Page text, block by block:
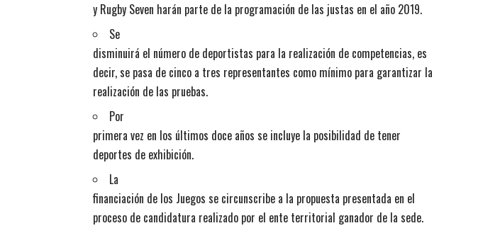
y Rugby Seven harán parte de la programación de las justas en el año 2019.
Se
disminuirá el número de deportistas para la realización de competencias, es
decir, se pasa de cinco a tres representantes como mínimo para garantizar la
realización de las pruebas.
Por
primera vez en los últimos doce años se incluye la posibilidad de tener
deportes de exhibición.
La
financiación de los Juegos se circunscribe a la propuesta presentada en el
proceso de candidatura realizado por el ente territorial ganador de la sede.